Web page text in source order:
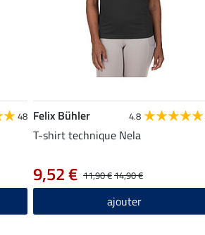
48 Felix Bühler 4.8
T-shirt technique Nela
11,90 €14,90 €
9,52 €
ajouter